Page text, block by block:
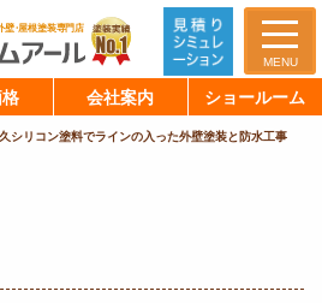
MENU
会社案内 ショールーム
久シリコン塗料でラインの入った外壁塗装と防水工事